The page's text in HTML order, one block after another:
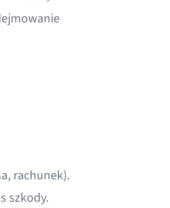
rachunek).
szkody.